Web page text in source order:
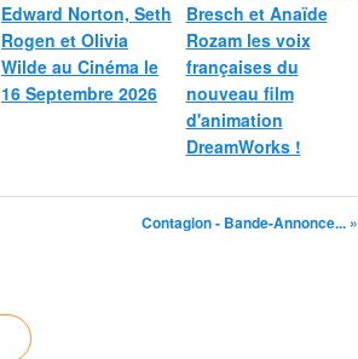
Edward Norton, Seth
Rogen et Olivia
Wilde au Cinéma le
16 Septembre 2026
Bresch et Anaïde
Rozam les voix
françaises du
nouveau film
d'animation
DreamWorks !
Contagion - Bande-Annonce... »